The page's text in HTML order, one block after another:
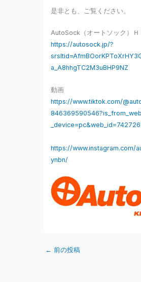
是非とも、ご覧ください。
AutoSock（オートソック）Ｈ
https://autosock.jp/?
a_A8hhgTC2M3uBHP9NZ
動画
https://www.tiktok.com/
https://www.instagram.com/
ynbn/
← 前の投稿